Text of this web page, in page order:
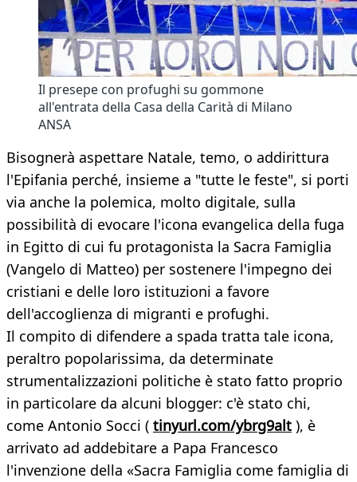
Il presepe con profughi su gommone
all'entrata della Casa della Carità di Milano
ANSA
Bisognerà aspettare Natale, temo, o addirittura
l'Epifania perché, insieme a "tutte le feste", si porti
via anche la polemica, molto digitale, sulla
possibilità di evocare l'icona evangelica della fuga
in Egitto di cui fu protagonista la Sacra Famiglia
(Vangelo di Matteo) per sostenere l'impegno dei
cristiani e delle loro istituzioni a favore
dell'accoglienza di migranti e profughi.
Il compito di difendere a spada tratta tale icona,
peraltro popolarissima, da determinate
strumentalizzazioni politiche è stato fatto proprio
in particolare da alcuni blogger: c'è stato chi,
come Antonio Socci ( tinyurl.com/ybrg9alt ), è
arrivato ad addebitare a Papa Francesco
l'invenzione della «Sacra Famiglia come famiglia di